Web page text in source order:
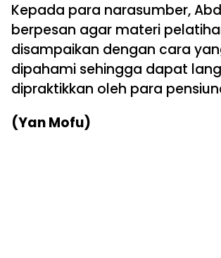
Kepada para narasumber,
berpesan agar materi
disampaikan dengan cara
dipahami sehingga dapat
dipraktikkan oleh para
(Yan Mofu)